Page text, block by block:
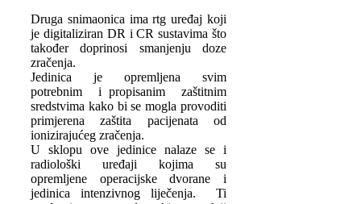
Druga snimaonica ima rtg uređaj koji
je digitaliziran DR i CR sustavima što
također doprinosi smanjenju doze
zračenja.
Jedinica je opremljena svim
potrebnim i propisanim zaštitnim
sredstvima kako bi se mogla provoditi
primjerena zaštita pacijenata od
ionizirajućeg zračenja.
U sklopu ove jedinice nalaze se i
radiološki uređaji kojima su
opremljene operacijske dvorane i
jedinica intenzivnog liječenja. Ti